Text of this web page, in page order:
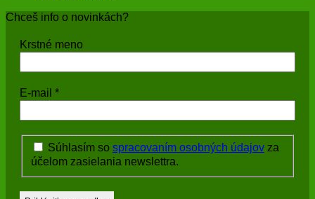
Chceš info o novinkách?
Krstné meno
E-mail *
Súhlasím so spracovaním osobných údajov za
účelom zasielania newslettra.